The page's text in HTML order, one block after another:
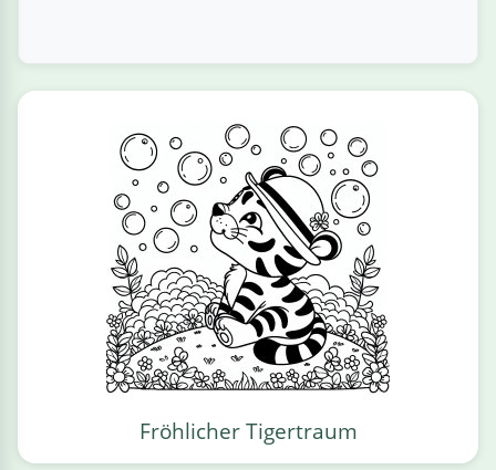
Fröhlicher Tigertraum